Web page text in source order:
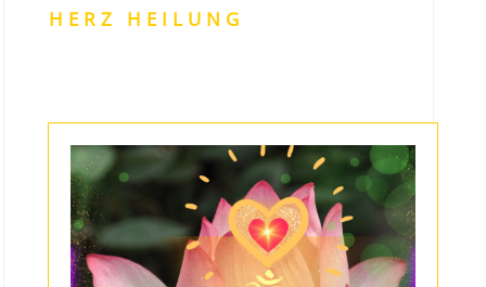
HERZ HEILUNG